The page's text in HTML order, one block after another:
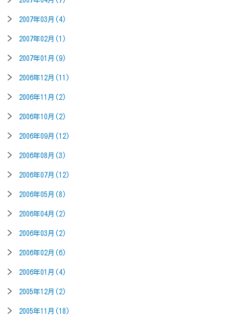
2007年03月(4)
2007年02月(1)
2007年01月(9)
2006年12月(11)
2006年11月(2)
2006年10月(2)
2006年09月(12)
2006年08月(3)
2006年07月(12)
2006年05月(8)
2006年04月(2)
2006年03月(2)
2006年02月(6)
2006年01月(4)
2005年12月(2)
2005年11月(18)